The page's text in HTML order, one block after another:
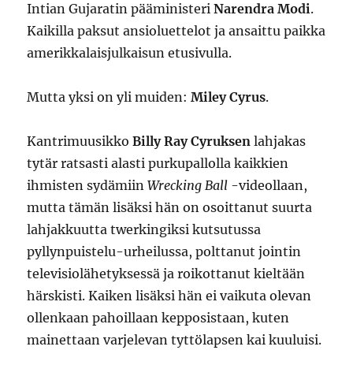
Intian Gujaratin pääministeriNarendra Modi.
Kaikilla paksut ansioluettelot ja ansaittu paikka
amerikkalaisjulkaisun etusivulla.
Mutta yksi on yli muiden:Miley Cyrus.
KantrimuusikkoBilly Ray Cyruksen lahjakas
tytär ratsasti alasti purkupallolla kaikkien
ihmisten sydämiinWrecking Ball -videollaan,
mutta tämän lisäksi hän on osoittanut suurta
lahjakkuutta twerkingiksi kutsutussa
pyllynpuistelu-urheilussa, polttanut jointin
televisiolähetyksessä ja roikottanut kieltään
härskisti. Kaiken lisäksi hän ei vaikuta olevan
ollenkaan pahoillaan kepposistaan, kuten
mainettaan varjelevan tyttölapsen kai kuuluisi.